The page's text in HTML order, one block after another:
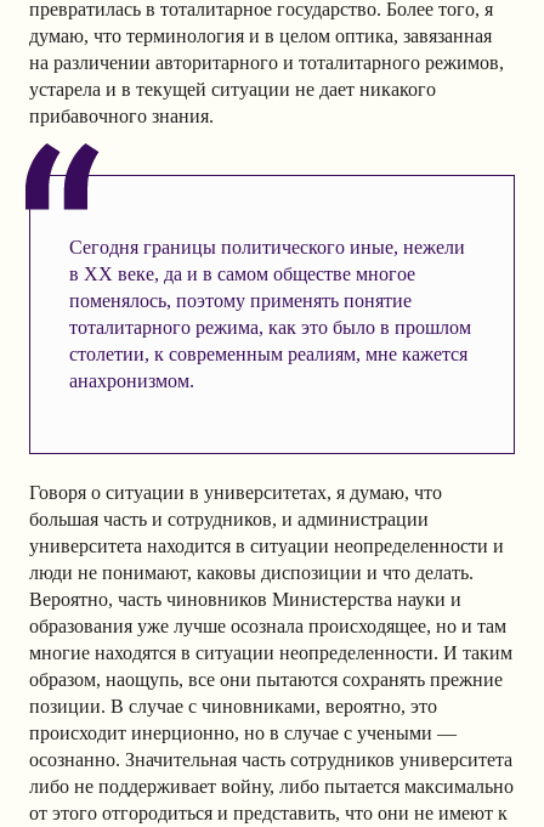
превратилась в тоталитарное государство. Более того, я
думаю, что терминология и в целом оптика, завязанная
на различении авторитарного и тоталитарного режимов,
устарела и в текущей ситуации не дает никакого
прибавочного знания.
Сегодня границы политического иные, нежели
в XX веке, да и в самом обществе многое
поменялось, поэтому применять понятие
тоталитарного режима, как это было в прошлом
столетии, к современным реалиям, мне кажется
анахронизмом.
Говоря о ситуации в университетах, я думаю, что
большая часть и сотрудников, и администрации
университета находится в ситуации неопределенности и
люди не понимают, каковы диспозиции и что делать.
Вероятно, часть чиновников Министерства науки и
образования уже лучше осознала происходящее, но и там
многие находятся в ситуации неопределенности. И таким
образом, наощупь, все они пытаются сохранять прежние
позиции. В случае с чиновниками, вероятно, это
происходит инерционно, но в случае с учеными —
осознанно. Значительная часть сотрудников университета
либо не поддерживает войну, либо пытается максимально
от этого отгородиться и представить, что они не имеют к